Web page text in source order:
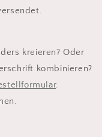
kreieren? Oder
kombinieren?
.